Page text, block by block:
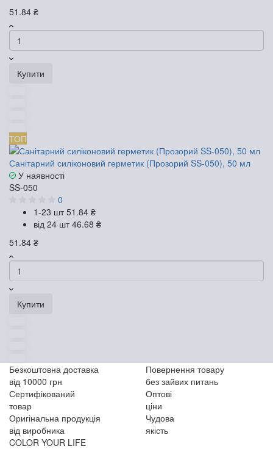
51.84 ₴
Купити
ТОП
Санітарний силіконовий герметик (Прозорий SS-050), 50 мл
У наявності
SS-050
0
1-23 шт51.84 ₴
від 24 шт46.68 ₴
51.84 ₴
Купити
Безкоштовна доставка
від 10000 грн
Повернення товару
без зайвих питань
Сертифікований
товар
Оптові
ціни
Оригінальна продукція
від виробника
Чудова
якість
COLOR YOUR LIFE